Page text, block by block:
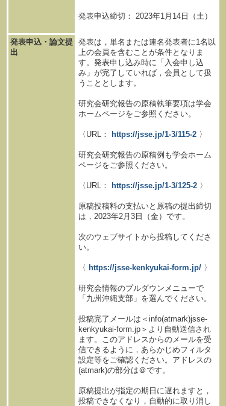
発表申込締切： 2023年1月14日（土）
発表申込・論文提
出
発表は，単名または連名発表者に1名以
上の会員を含むことが条件となりま
す。発表申し込み時に「入会申し込
み」が完了していれば，会員として扱
うこととします。
研究会研究報告の原稿執筆要項は学会
ホームページをご参照ください。
〈URL： https://jsse.jp/1-3/115-2 〉
研究会研究報告の原稿例も学会ホーム
ページをご参照ください。
〈URL： https://jsse.jp/1-3/125-2 〉
原稿投稿料の支払いと原稿の提出締切
は，2023年2月3日（金）です。
次のウェブサイトから投稿してくださ
い。
〈 https://jsse-kenkyukai-form.jp/ 〉
研究会情報のプルダウンメニューで
「九州沖縄支部」を選んでください。
投稿完了メールは＜info(atmark)jsse-
kenkyukai-form.jp＞より自動送信され
ます。このアドレスからのメールを受
信できるように，あらかじめフィルタ
設定等をご確認ください。アドレスの
(atmark)の部分は＠です。
原稿提出が指定の期日に遅れますと，
投稿できなくなり，自動的に取り消し